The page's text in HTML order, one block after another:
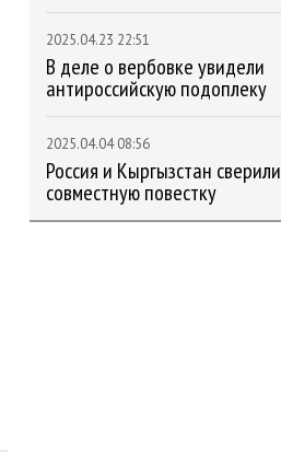
2025.04.23 22:51
В деле о вербовке увидели
антироссийскую подоплеку
2025.04.04 08:56
Россия и Кыргызстан сверили
совместную повестку